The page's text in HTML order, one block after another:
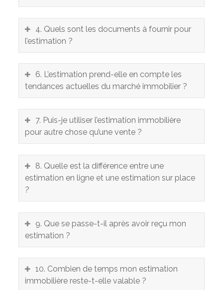
4. Quels sont les documents à fournir pour
l’estimation ?
6. L’estimation prend-elle en compte les
tendances actuelles du marché immobilier ?
7. Puis-je utiliser l’estimation immobilière
pour autre chose qu’une vente ?
8. Quelle est la différence entre une
estimation en ligne et une estimation sur place
?
9. Que se passe-t-il après avoir reçu mon
estimation ?
10. Combien de temps mon estimation
immobilière reste-t-elle valable ?